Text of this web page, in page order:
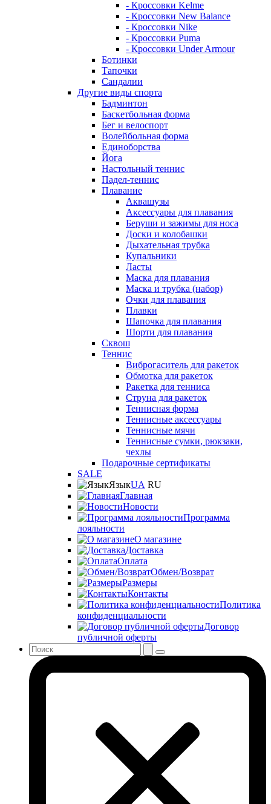
- Кроссовки Kelme
- Кроссовки New Balance
- Кроссовки Nike
- Кроссовки Puma
- Кроссовки Under Armour
Ботинки
Тапочки
Сандалии
Другие виды спорта
Бадминтон
Баскетбольная форма
Бег и велоспорт
Волейбольная форма
Единоборства
Йога
Настольный теннис
Падел-теннис
Плавание
Аквашузы
Аксессуары для плавания
Беруши и зажимы для носа
Доски и колобашки
Дыхательная трубка
Купальники
Ласты
Маска для плавания
Маска и трубка (набор)
Очки для плавания
Плавки
Шапочка для плавания
Шорти для плавания
Сквош
Теннис
Виброгаситель для ракеток
Обмотка для ракеток
Ракетка для тенниса
Струна для ракеток
Теннисная форма
Теннисные аксессуары
Теннисные мячи
Теннисные сумки, рюкзаки,
чехлы
Подарочные сертификаты
SALE
ЯзыкUA RU
Главная
Новости
Программа
лояльности
О магазине
Доставка
Оплата
Обмен/Возврат
Размеры
Контакты
Политика
конфиденциальности
Договор
публичной оферты